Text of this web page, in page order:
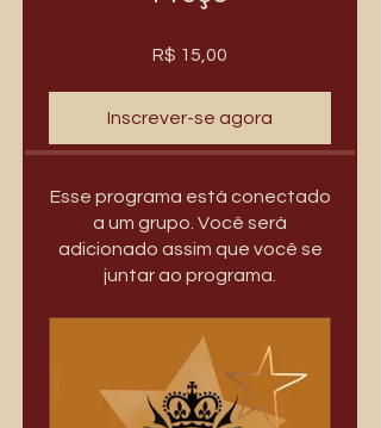
R$ 15,00
Inscrever-se agora
Esse programa está conectado
a um grupo. Você será
adicionado assim que você se
juntar ao programa.